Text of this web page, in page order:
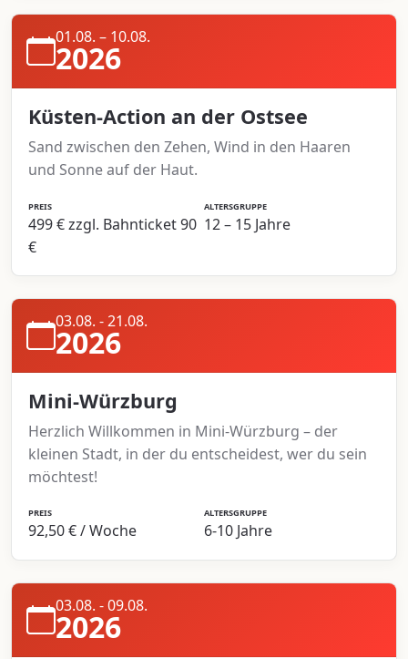
01.08. – 10.08.
2026
Küsten-Action an der Ostsee
Sand zwischen den Zehen, Wind in den Haaren
und Sonne auf der Haut.
PREIS
499 € zzgl. Bahnticket 90
€
ALTERSGRUPPE
12 – 15 Jahre
03.08. - 21.08.
2026
Mini-Würzburg
Herzlich Willkommen in Mini-Würzburg – der
kleinen Stadt, in der du entscheidest, wer du sein
möchtest!
PREIS
92,50 € / Woche
ALTERSGRUPPE
6-10 Jahre
03.08. - 09.08.
2026